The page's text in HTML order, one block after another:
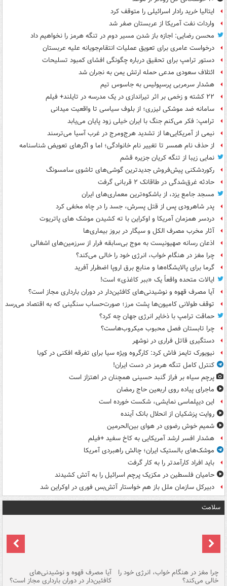
ایتالیا خرید رادار اسرائیلی را متوقف کرد
واردات نفت آمریکا از عربستان صفر شد
محسن رضایی: اجازه باز شدن مسیر دوم در تنگه هرمز را نخواهیم داد
درخواست عامری برای تعویق عملیات انتقام‌جویانه علیه عربستان
دستور ترامپ برای تحقیق درباره چگونگی افشای کمبود تسلیحات
ائتلاف سعودی مدعی حمله ارتش یمن به نجران شد
هشدار سرمربی پرسپولیس به جاسوس تیم
۲۲ کشته و زخمی بر اثر تیراندازی در یک مدرسه در تایلند+ فیلم
سامانه ضد موشکی لیزری؛ از بلوف سیاسی تا واقعیت میدانی
ترامپ: فکر می‌کنم جنگ با ایران خیلی زود پایان می‌یابد
نیمی از آمریکایی‌ها از تشدید هرج‌ومرج در غرب آسیا می‌ترسند
از حذف نام همسر تا تغییر نام خانوادگی؛ اما و اگرهای تعویض شناسنامه
نمایی زیبا از تنگه کریان جزیره قشم
رکوردشکنی پیش‌فروش جدیدترین گوشی‌های تاشوی سامسونگ
حادثه غرق‌شدگی در طاقانک ۲ قربانی گرفت
مسجد جامع یزد، از باشکوه‌ترین معماری‌های ایران
پدر شاهرودی پس از قتل پسرش، جسد را در چاه مخفی کرد
دردسر همزمان آمریکا و اوکراین با ته کشیدن موشک های پاتریوت
آثار مخرب مصرف الکل و سیگار در بروز بیماری‌ها
اذعان رسانه صهیونیست به موج بی‌سابقه فرار از سرزمین‌های اشغالی
چرا مغز در هنگام خواب، انرژی خود را خالی می‌کند؟
گرما برای پالایشگاه‌ها و منابع برق اروپا اضطرار آفرید
ایالات متحده واقعاً یک «ببر کاغذی» است!
آیا مصرف قهوه و نوشیدنی‌های کافئین‌دار در دوران بارداری مجاز است؟
توقف طولانی کامیون‌ها پشت مرز؛ صورت‌حساب سنگینی که به اقتصاد می‌رسد
حماقت ترامپ با ذخایر انرژی جهان چه کرد؟
چرا تابستان فصل محبوب میکروب‌هاست؟
دستگیری قاتل فراری در نوشهر
نیویورک تایمز فاش کرد: کارگروه ویژه سیا برای تفرقه افکنی در کوبا
کنترل کامل تنگه هرمز در دست ایران!
پرچم سیاه بر فراز گنبد حسینی همچنان در اهتزاز است
ماجرای پیاده روی اربعین حاج رمضان
این دیپلماسی نمایشی، شکست خورده است
روایت پزشکیان از انحلال بانک آینده
شمیم خوش رضوی در هوای بین‌الحرمین
هشدار افسر ارشد آمریکایی به کاخ سفید +فیلم
موشک‌های بالستیک ایران؛ چالش راهبردی آمریکا
باید افراد کارآمدتر را به کار گرفت
حامیان فلسطین در مکزیک پرچم اسرائیل را به آتش کشیدند
دبیرکل سازمان ملل باز هم خواستار آتش‌بس فوری در اوکراین شد
سلامت
چرا مغز در هنگام خواب، انرژی خود را
خالی می‌کند؟
آیا مصرف قهوه و نوشیدنی‌های
کافئین‌دار در دوران بارداری مجاز است؟